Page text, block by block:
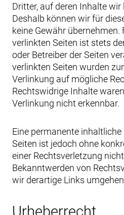
Dritter, auf deren Inhalte
Deshalb können wir für
keine Gewähr übernehmen.
verlinkten Seiten ist stets
oder Betreiber der Seiten
verlinkten Seiten wurden
Verlinkung auf mögliche
Rechtswidrige Inhalte
Verlinkung nicht erkennbar.
Eine permanente
Seiten ist jedoch ohne
einer Rechtsverletzung
Bekanntwerden von
wir derartige Links
Urheberrecht